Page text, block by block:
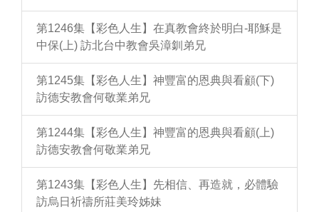
第1246集【彩色人生】在真教會終於明白-耶穌是
中保(上) 訪北台中教會吳漳釧弟兄
第1245集【彩色人生】神豐富的恩典與看顧(下)
訪德安教會何敬業弟兄
第1244集【彩色人生】神豐富的恩典與看顧(上)
訪德安教會何敬業弟兄
第1243集【彩色人生】先相信、再造就，必體驗
訪烏日祈禱所莊美玲姊妹